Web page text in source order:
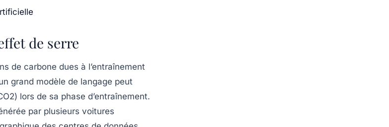
de serre
de carbone dues à l’entraînement
grand modèle de langage peut
lors de sa phase d’entraînement.
par plusieurs voitures